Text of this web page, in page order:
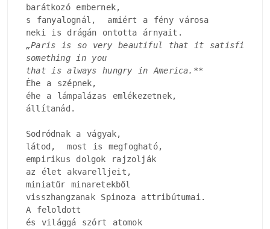
barátkozó embernek,
s fanyalognál,  amiért a fény városa
„Paris is so very beautiful that it satisfies
something in you
that is always hungry in America. **
Éhe a szépnek,
éhe a lámpalázas emlékezetnek,
állítanád.
Sodródnak a vágyak,
látod,  most is megfogható,
empirikus dolgok rajzolják
az élet akvarelljeit,
miniatűr minaretekből
visszhangzanak Spinoza attribútumai.
A feloldott
és világgá szórt atomok